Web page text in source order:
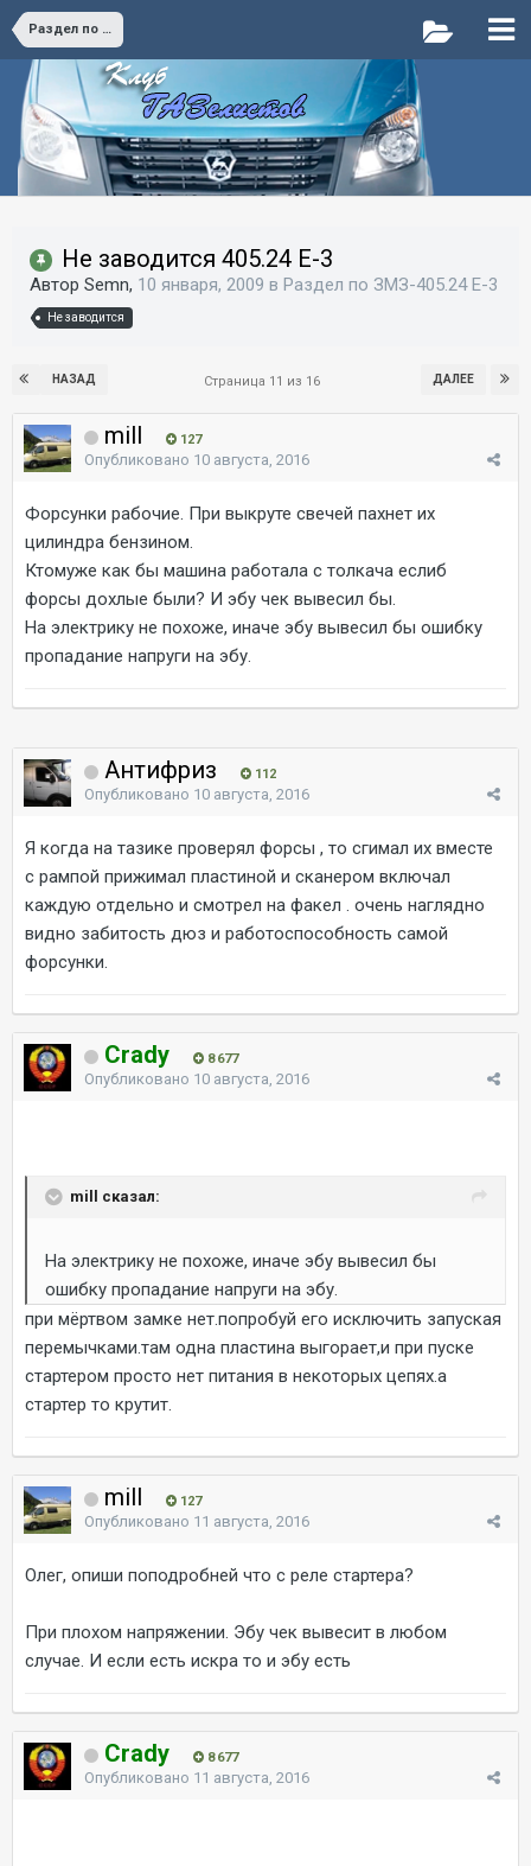
Раздел по ЗМЗ-405.24 E-3
Не заводится 405.24 Е-3
Автор Semn, 10 января, 2009 в Раздел по ЗМЗ-405.24 E-3
Не заводится
НАЗАД ДАЛЕЕ
Страница 11 из 16
mill 127
Опубликовано 10 августа, 2016
Форсунки рабочие. При выкруте свечей пахнет их
цилиндра бензином.
Ктомуже как бы машина работала с толкача еслиб
форсы дохлые были? И эбу чек вывесил бы.
На электрику не похоже, иначе эбу вывесил бы ошибку
пропадание напруги на эбу.
Антифриз 112
Опубликовано 10 августа, 2016
Я когда на тазике проверял форсы , то сгимал их вместе
с рампой прижимал пластиной и сканером включал
каждую отдельно и смотрел на факел . очень наглядно
видно забитость дюз и работоспособность самой
форсунки.
Crady 8 677
Опубликовано 10 августа, 2016
mill сказал:
На электрику не похоже, иначе эбу вывесил бы
ошибку пропадание напруги на эбу.
при мёртвом замке нет.попробуй его исключить запуская
перемычками.там одна пластина выгорает,и при пуске
стартером просто нет питания в некоторых цепях.а
стартер то крутит.
mill 127
Опубликовано 11 августа, 2016
Олег, опиши поподробней что с реле стартера?
При плохом напряжении. Эбу чек вывесит в любом
случае. И если есть искра то и эбу есть
Crady 8 677
Опубликовано 11 августа, 2016